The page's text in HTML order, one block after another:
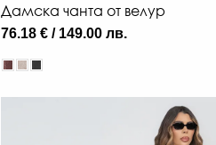
Дамска чанта от велур
76.18 € / 149.00 лв.